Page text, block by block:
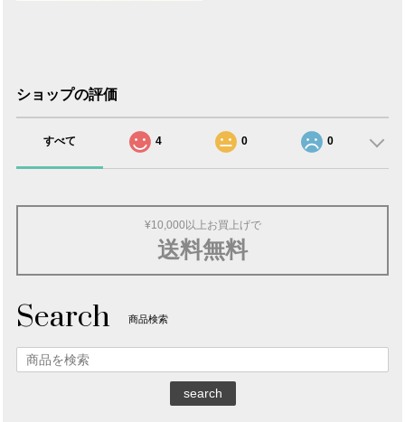
ショップの評価
すべて 4 0 0
¥10,000以上お買上げで
送料無料
Search 商品検索
search